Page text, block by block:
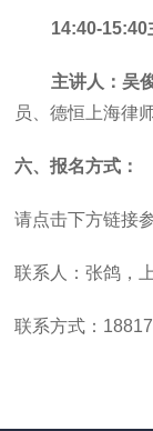
14:40-15:40
主讲人：吴
员、德恒上海律
六、报名方式：
请点击下方链接
联系人：张鸽，
联系方式：